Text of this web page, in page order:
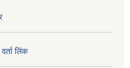
लिंक